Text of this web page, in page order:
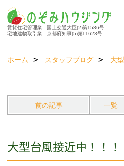
賃貸住宅管理業 国土交通大臣(2)第1586号
宅地建物取引業 京都府知事(5)第11623号
ホーム スタッフブログ 大
前の記事 一覧
大型台風接近中！！！